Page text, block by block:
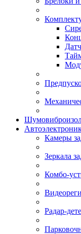
Камеры
Зеркала
Комбо-
Радар-